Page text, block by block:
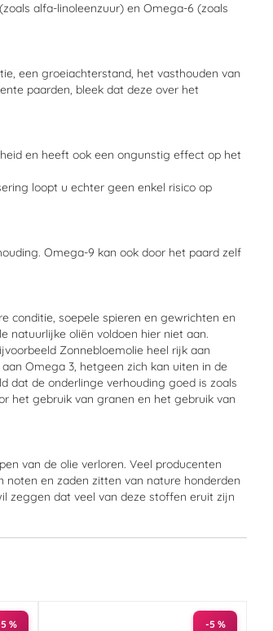
alfa-linoleenzuur) en Omega-6 (zoals
een groeiachterstand, het vasthouden van
paarden, bleek dat deze over het
en heeft ook een ongunstig effect op het
loopt u echter geen enkel risico op
Omega-9 kan ook door het paard zelf
conditie, soepele spieren en gewrichten en
natuurlijke oliën voldoen hier niet aan.
Zonnebloemolie heel rijk aan
Omega 3, hetgeen zich kan uiten in de
dat de onderlinge verhouding goed is zoals
het gebruik van granen en het gebruik van
van de olie verloren. Veel producenten
noten en zaden zitten van nature honderden
zeggen dat veel van deze stoffen eruit zijn
% -5 %